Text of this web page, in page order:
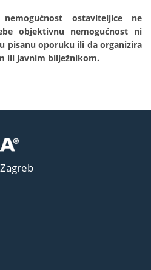
ostaviteljice ne
objektivnu nemogućnost ni
pisanu oporuku ili da organizira
ili javnim bilježnikom.